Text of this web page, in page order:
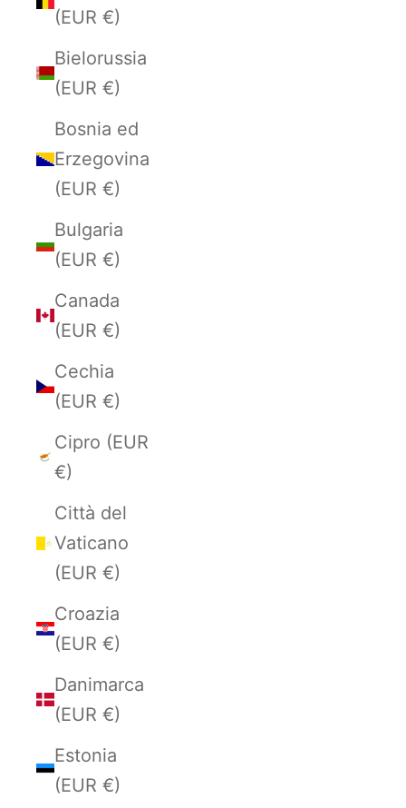
(EUR €)
Bielorussia
(EUR €)
Bosnia ed
Erzegovina
(EUR €)
Bulgaria
(EUR €)
Canada
(EUR €)
Cechia
(EUR €)
Cipro (EUR
€)
Città del
Vaticano
(EUR €)
Croazia
(EUR €)
Danimarca
(EUR €)
Estonia
(EUR €)